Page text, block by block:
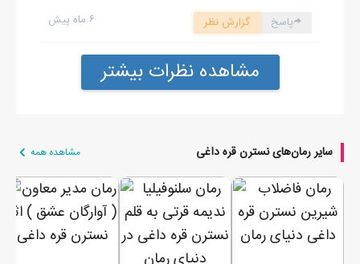
۶ ماه پیش پاسخ گزارش نظر
مشاهده نظرات بیشتر
سایر رمان‌های نسترن قره داغی مشاهده همه